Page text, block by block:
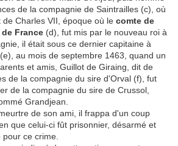
de la compagnie de Saintrailles (c), où
Charles VII, époque où le comte de
France (d), fut mis par le nouveau roi à
il était sous ce dernier capitaine à
au mois de septembre 1463, quand un
et amis, Guillot de Giraing, dit de
de la compagnie du sire d'Orval (f), fut
de la compagnie du sire de Crussol,
Grandjean.
de son ami, il frappa d'un coup
que celui-ci fût prisonnier, désarmé et
ce crime.